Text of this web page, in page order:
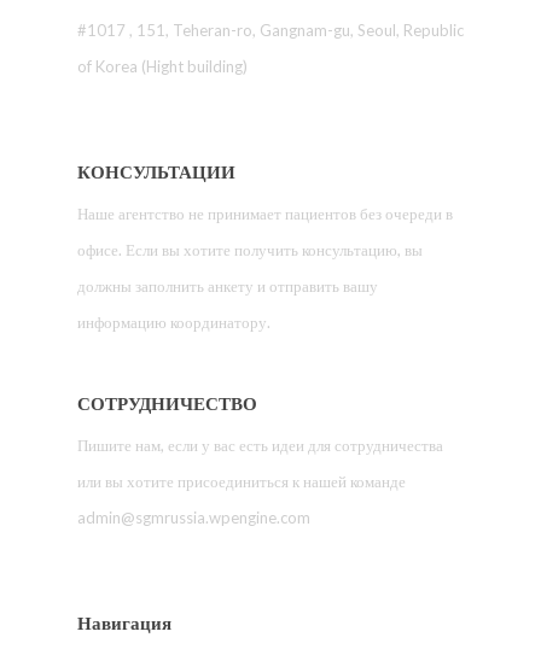
#1017 , 151, Teheran-ro, Gangnam-gu, Seoul, Republic
of Korea (Hight building)
КОНСУЛЬТАЦИИ
Наше агентство не принимает пациентов без очереди в
офисе. Если вы хотите получить консультацию, вы
должны заполнить анкету и отправить вашу
информацию координатору.
СОТРУДНИЧЕСТВО
Пишите нам, если у вас есть идеи для сотрудничества
или вы хотите присоединиться к нашей команде
admin@sgmrussia.wpengine.com
Навигация